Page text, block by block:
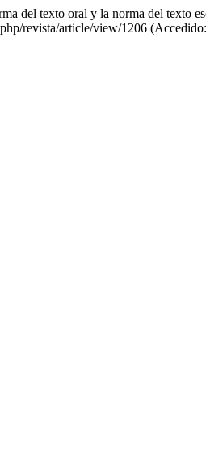
del texto oral y la norma del texto
revista/article/view/1206